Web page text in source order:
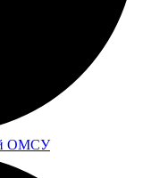
ОМСУ